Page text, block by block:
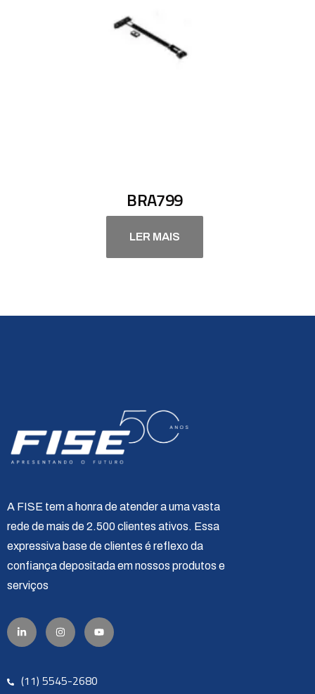
BRA799
LER MAIS
A FISE tem a honra de atender a uma vasta
rede de mais de 2.500 clientes ativos. Essa
expressiva base de clientes é reflexo da
confiança depositada em nossos produtos e
serviços
(11) 5545-2680